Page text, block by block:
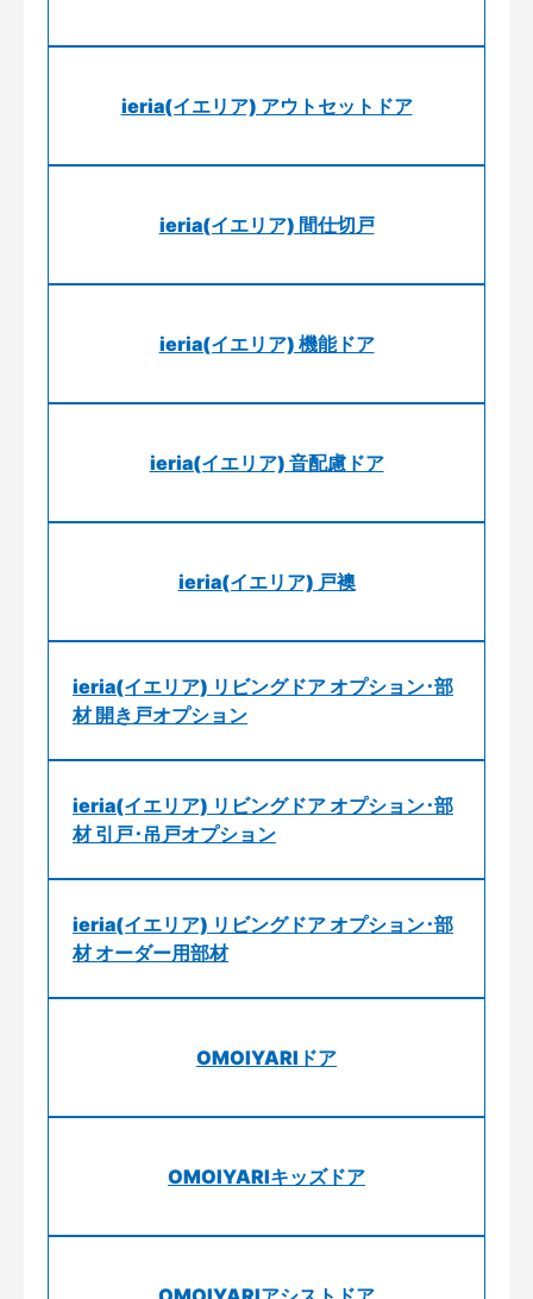
ieria(イエリア) アウトセットドア
ieria(イエリア) 間仕切戸
ieria(イエリア) 機能ドア
ieria(イエリア) 音配慮ドア
ieria(イエリア) 戸襖
ieria(イエリア) リビングドア オプション･部
材 開き戸オプション
ieria(イエリア) リビングドア オプション･部
材 引戸･吊戸オプション
ieria(イエリア) リビングドア オプション･部
材 オーダー用部材
OMOIYARIドア
OMOIYARIキッズドア